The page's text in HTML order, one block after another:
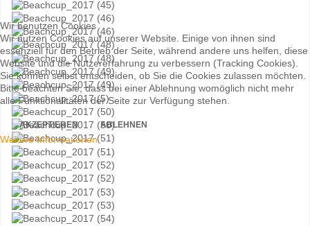
Wir benutzen Cookies
Wir nutzen Cookies auf unserer Website. Einige von ihnen sind
essenziell für den Betrieb der Seite, während andere uns helfen, diese
Website und die Nutzererfahrung zu verbessern (Tracking Cookies).
Sie können selbst entscheiden, ob Sie die Cookies zulassen möchten.
Bitte beachten Sie, dass bei einer Ablehnung womöglich nicht mehr
alle Funktionalitäten der Seite zur Verfügung stehen.
AKZEPTIEREN ABLEHNEN
Weitere Informationen